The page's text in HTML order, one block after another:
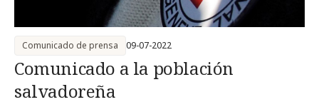
Comunicado a la población
salvadoreña
Comunicado de prensa 09-07-2022